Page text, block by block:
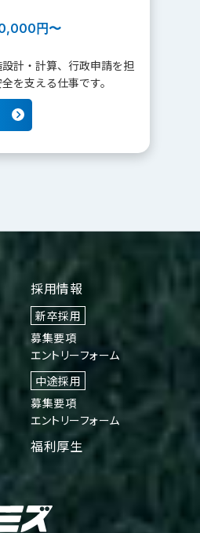
円〜
計・計算、行政申請を担
を支える仕事です。
採用情報
新卒採用
募集要項
エントリーフォーム
中途採用
募集要項
エントリーフォーム
福利厚生